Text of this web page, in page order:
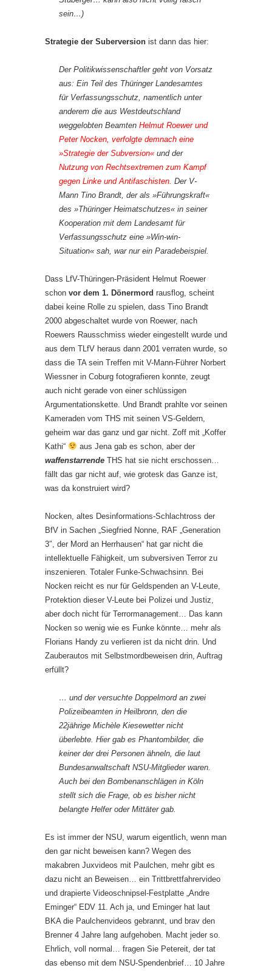
sein…)
Strategie der Suberversion ist dann das hier:
Der Politikwissenschaftler geht von Vorsatz
aus: Ein Teil des Thüringer Landesamtes
für Verfassungsschutz, namentlich unter
anderem die aus Westdeutschland
weggelobten Beamten Helmut Roewer und
Peter Nocken, verfolgte demnach eine
»Strategie der Subversion« und der
Nutzung von Rechtsextremen zum Kampf
gegen Linke und Antifaschisten. Der V-
Mann Tino Brandt, der als »Führungskraft«
des »Thüringer Heimatschutzes« in seiner
Kooperation mit dem Landesamt für
Verfassungsschutz eine »Win-win-
Situation« sah, war nur ein Paradebeispiel.
Dass LfV-Thüringen-Präsident Helmut Roewer
schon vor dem 1. Dönermord rausflog, scheint
dabei keine Rolle zu spielen, dass Tino Brandt
2000 abgeschaltet wurde von Roewer, nach
Roewers Rausschmiss wieder eingestellt wurde und
aus dem TLfV heraus dann 2001 verraten wurde, so
dass die TA sein Treffen mit V-Mann-Führer Norbert
Wiessner in Coburg fotografieren konnte, zeugt
auch nicht gerade von einer schlüssigen
Argumentationskette. Und Brandt prahlte vor seinen
Kameraden vom THS mit seinen VS-Geldern,
geheim war das ganz und gar nicht. Zoff mit „Koffer
Kathi“
aus Jena gab es schon, aber der
waffenstarrende THS hat sie nicht erschossen…
fällt das gar nicht auf, wie grotesk das Ganze ist,
was da konstruiert wird?
Nocken, altes Desinformations-Schlachtross der
BfV in Sachen „Siegfried Nonne, RAF „Generation
3″, der Mord an Herrhausen“ hat gar nicht die
intellektuelle Fähigkeit, um subversiven Terror zu
inszenieren. Totaler Funke-Schwachsinn. Bei
Nocken reicht es nur für Geldspenden an V-Leute,
Protektion dieser V-Leute bei Polizei und Justiz,
aber doch nicht für Terrormanagement… Das kann
Nocken so wenig wie es Funke könnte… mehr als
Florians Handy zu verlieren ist da nicht drin. Und
Zauberautos mit Selbstmordbeweisen drin, Auftrag
erfüllt?
… und der versuchte Doppelmord an zwei
Polizeibeamten in Heilbronn, den die
22jährige Michèle Kiesewetter nicht
überlebte. Hier gab es Phantombilder, die
keiner der drei Personen ähneln, die laut
Bundesanwaltschaft NSU-Mitglieder waren.
Auch bei den Bombenanschlägen in Köln
stellt sich die Frage, ob es bisher nicht
belangte Helfer oder Mittäter gab.
Es ist immer der NSU, warum eigentlich, wenn man
den gar nicht beweisen kann? Wegen des
makabren Juxvideos mit Paulchen, mehr gibt es
dazu nicht an Beweisen… ein Trittbrettfahrervideo
und drapierte Videoschnipsel-Festplatte „Andre
Eminger“ EDV 11. Ach ja, und Eminger hat laut
BKA die Paulchenvideos gebrannt, und brav den
Brenner 4 Jahre lang aufgehoben. Macht jeder so.
Ehrlich, voll normal… fragen Sie Petereit, der tat
das ebenso mit dem NSU-Spendenbrief… 10 Jahre